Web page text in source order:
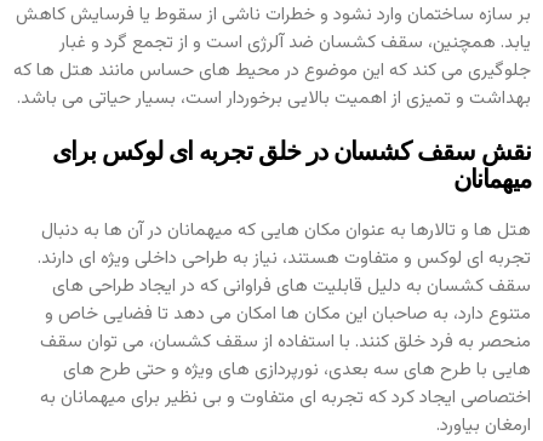
بر سازه ساختمان وارد نشود و خطرات ناشی از سقوط یا فرسایش کاهش
یابد. همچنین، سقف کشسان ضد آلرژی است و از تجمع گرد و غبار
جلوگیری می‌ کند که این موضوع در محیط‌ های حساس مانند هتل‌ ها که
بهداشت و تمیزی از اهمیت بالایی برخوردار است، بسیار حیاتی می‌ باشد.
نقش سقف کشسان در خلق تجربه‌ ای لوکس برای
میهمانان
هتل‌ ها و تالارها به عنوان مکان‌ هایی که میهمانان در آن‌ ها به دنبال
تجربه‌ ای لوکس و متفاوت هستند، نیاز به طراحی داخلی ویژه‌ ای دارند.
سقف کشسان به دلیل قابلیت‌ های فراوانی که در ایجاد طراحی‌ های
متنوع دارد، به صاحبان این مکان‌ ها امکان می‌ دهد تا فضایی خاص و
منحصر به فرد خلق کنند. با استفاده از سقف کشسان، می‌ توان سقف‌
هایی با طرح‌ های سه‌ بعدی، نورپردازی‌ های ویژه و حتی طرح‌ های
اختصاصی ایجاد کرد که تجربه‌ ای متفاوت و بی‌ نظیر برای میهمانان به
ارمغان بیاورد.